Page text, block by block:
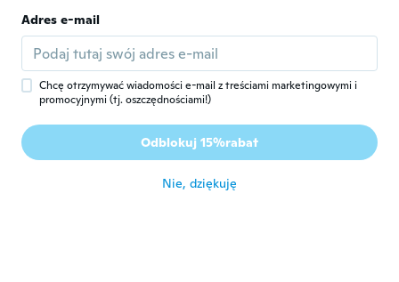
J José Miguel
Rok dołączenia 2020 · 67 opinie · 54 przesłane
Llegó a probarlo
Claude
Rok dołączenia 2016 · 99 opinie
Adres e-mail
Chcę otrzymywać wiadomości e-mail z treściami marketingowymi i
promocyjnymi (tj. oszczędnościami!)
Odblokuj 15%rabat
Nie, dziękuję